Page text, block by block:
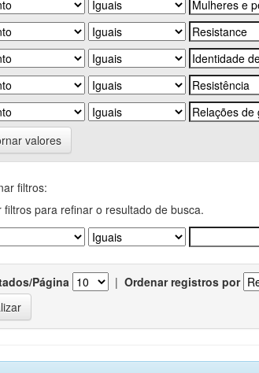
valores
filtros:
filtros para refinar o resultado de busca.
Página | Ordenar registros por